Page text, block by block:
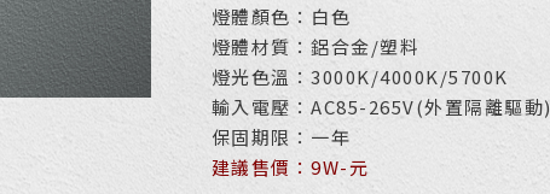
燈體顏色：白色
燈體材質：鋁合金/塑料
燈光色溫：3000K/4000K/5700K
輸入電壓：AC85-265V(外置隔離驅動)
保固期限：一年
建議售價：9W-元